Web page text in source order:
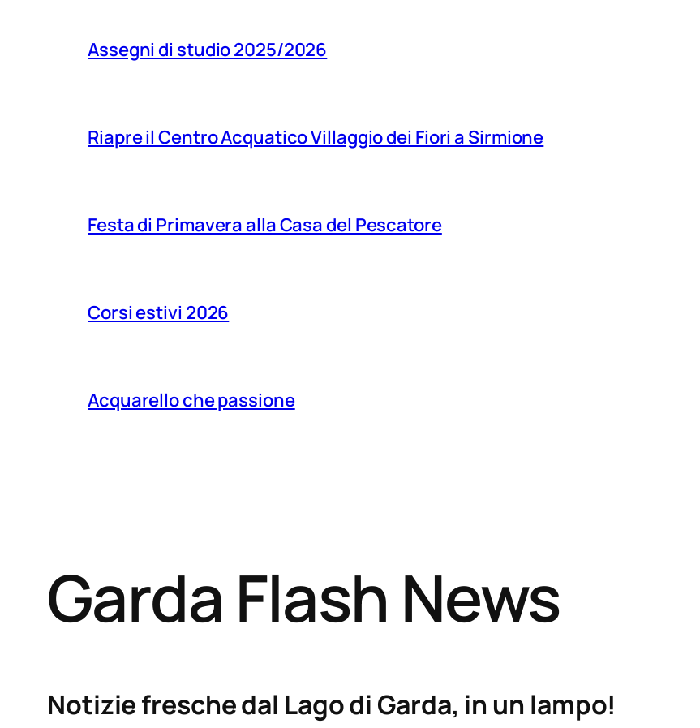
Assegni di studio 2025/2026
Riapre il Centro Acquatico Villaggio dei Fiori a Sirmione
Festa di Primavera alla Casa del Pescatore
Corsi estivi 2026
Acquarello che passione
Garda Flash News
Notizie fresche dal Lago di Garda, in un lampo!